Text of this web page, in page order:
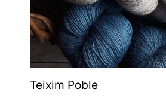
Teixim Poble